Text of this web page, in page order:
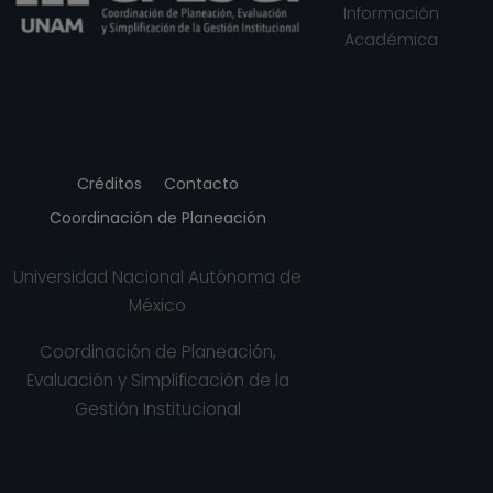
Créditos
Contacto
Coordinación de Planeación
Universidad Nacional Autónoma de
México
Coordinación de Planeación,
Evaluación y Simplificación de la
Gestión Institucional
Información
Académica